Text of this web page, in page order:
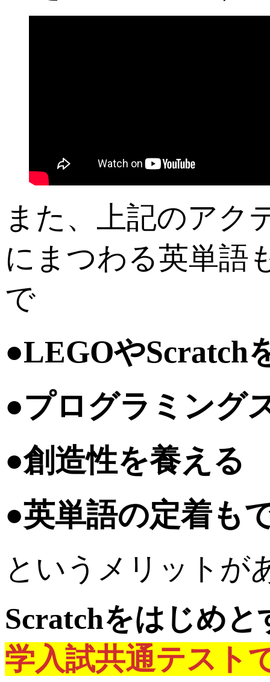
また、上記のアク
にまつわる英単語
で
●LEGOやScratch
●プログラミング
●創造性を養える
●英単語の定着も
というメリットが
Scratchをはじめ
学入試共通テスト